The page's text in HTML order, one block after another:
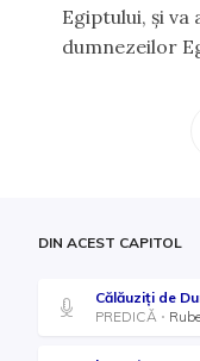
Egiptului, şi va
dumnezeilor
DIN ACEST CAPITOL
Călăuziți de
PREDICĂ